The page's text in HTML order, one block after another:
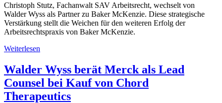
Christoph Stutz, Fachanwalt SAV Arbeitsrecht, wechselt von
Walder Wyss als Partner zu Baker McKenzie. Diese strategische
Verstärkung stellt die Weichen für den weiteren Erfolg der
Arbeitsrechtspraxis von Baker McKenzie.
Weiterlesen
Walder Wyss berät Merck als Lead
Counsel bei Kauf von Chord
Therapeutics